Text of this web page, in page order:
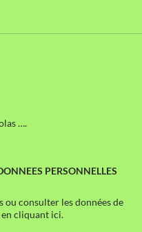
….
PERSONNELLES
ou consulter les données de
cliquant ici.